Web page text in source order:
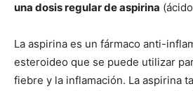
una dosis regular de aspirina
La aspirina es un fármaco anti-
esteroideo que se puede utilizar
fiebre y la inflamación. La aspirina